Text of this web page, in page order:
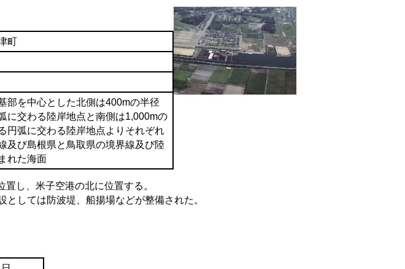
町
部を中心とした北側は400mの半径
に交わる陸岸地点と南側は1,000mの
円弧に交わる陸岸地点よりそれぞれ
及び島根県と鳥取県の境界線及び陸
れた海面
し、米子空港の北に位置する。
しては防波堤、船揚場などが整備された。